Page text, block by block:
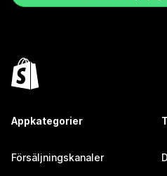
Appkategorier
Försäljningskanaler